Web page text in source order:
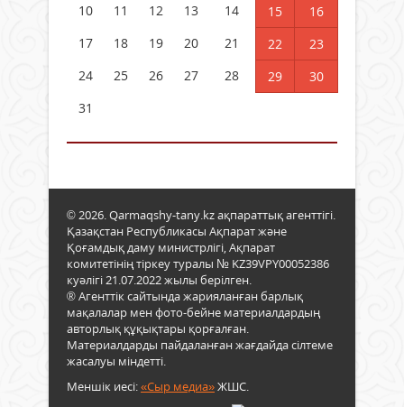
10
11 12 13 14 15
16
17
18 19 20 21 22
23
24
25 26 27 28 29
30
31
© 2026. Qarmaqshy-tany.kz ақпараттық агенттігі.
Қазақстан Республикасы Ақпарат және
Қоғамдық даму министрлігі, Ақпарат
комитетінің тіркеу туралы № KZ39VPY00052386
куәлігі 21.07.2022 жылы берілген.
® Агенттік сайтында жарияланған барлық
мақалалар мен фото-бейне материалдардың
авторлық құқықтары қорғалған.
Материалдарды пайдаланған жағдайда сілтеме
жасалуы міндетті.
Меншік иесі:«Сыр медиа»ЖШС.